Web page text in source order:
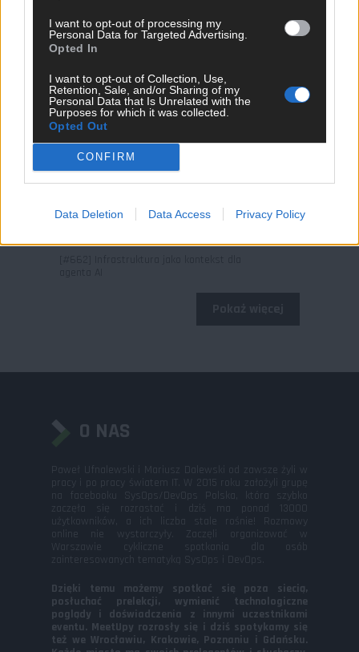
I want to opt-out of processing my
Personal Data for Targeted Advertising.
Opted In
I want to opt-out of Collection, Use,
Retention, Sale, and/or Sharing of my
Personal Data that Is Unrelated with the
Purposes for which it was collected.
Opted Out
CONFIRM
Data Deletion Data Access Privacy Policy
[#663] Strands agents, an open source
AI Agents SDK
O NAS
Paweł Ufnalewski i Mariusz Dalewski od zawsze żyli w
pracy i po pracy światem IT. W 2015 roku założyli grupę
na facebooku SysOps/DevOps Polska, która szybko
zaczęła się rozrastać i dziś ma ponad 13000
użytkowników, a ich liczba stale rośnie! Rozmowy
online nie wystarczyły. Zaczęli organizować w
Warszawie cykliczne spotkania dla osób
zainteresowanych tematyką SysOps i DevOps.
Dzięki temu możemy spotkać się poza siecią,
posłuchać prelekcji, wymienić technologiczne
poglądy i doświadczenia z innymi uczestnikami
eventu. MeetUpy rozrosły się i dziś spotykamy się
też we Wrocławiu, Krakowie, Poznaniu i Gdańsku.